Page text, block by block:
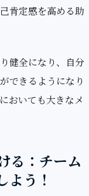
肯定感を高める助
健全になり、自分
できるようになり
おいても大きなメ
る：チーム
よう！